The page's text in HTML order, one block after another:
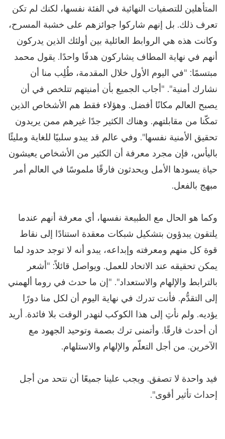
المتأهلين للتصفيات النهائية في الفئة نفسها، لكنك لم تكن
تعرف ذلك. بل إنهم شاركوا جوائزهم على خشبة المسرح،
وكانت هذه هي الروابط العائلية بين أولئك الذين يدركون
أنهم في نهاية المطاف يشاركون هدفًا واحدًا. يقول محمد
مبتسمًا: "في اليوم الأول خلال المقدمة، طُلِب منا أن
نشارك أمنية". "أجاب الجميع بأن أمنيتهم تتلخص في أن
يصبح العالم مكانًا أفضل. وهؤلاء فقط هم الأشخاص الذين
تمكّنا من مقابلتهم. وهناك الكثير جدًا غيرهم ممن يريدون
تحقيق الأمنية نفسها". وفي عالم قد يبدو سلبيًا للغاية ومليئًا
باليأس، فإن مجرد معرفة أن الكثير من الأشخاص يعيشون
حياة يسودها الأمل ويحدثون فارقًا ملموسًا في العالم أمر
مبهج بالفعل.
وكما هو الحال مع الطبيعة نفسها، أي معرفة أنهم عندما
يلتقون يبدؤون بتشكيل شبكات معقدة استنادًا إلى نقاط
قوة كل منهم ومعرفته وإبداعه، يبدو أنه لا توجد حدود لما
يمكن تحقيقه عند الاتحاد للعمل. ويواصل قائلاً: "أشعر
بالترابط والإلهام والاستعداد". "إن ما حدث في روما ألهمني
إلى التقدُّم. فأنت تدرك في نهاية اليوم أن لكل منا دورًا
يؤديه. ولم نأتِ إلى هذا الكوكب لنهدر الوقت بلا فائدة. أريد
أن أحدث فارقًا. وأتمنى ترك بصمة وتوحيد الجهود مع
الآخرين. من أجل التعلّم والإلهام والاستلهام.
فيد واحدة لا تصفق. ويجب علينا جميعًا أن نتحد من أجل
إحداث تأثير أقوى".